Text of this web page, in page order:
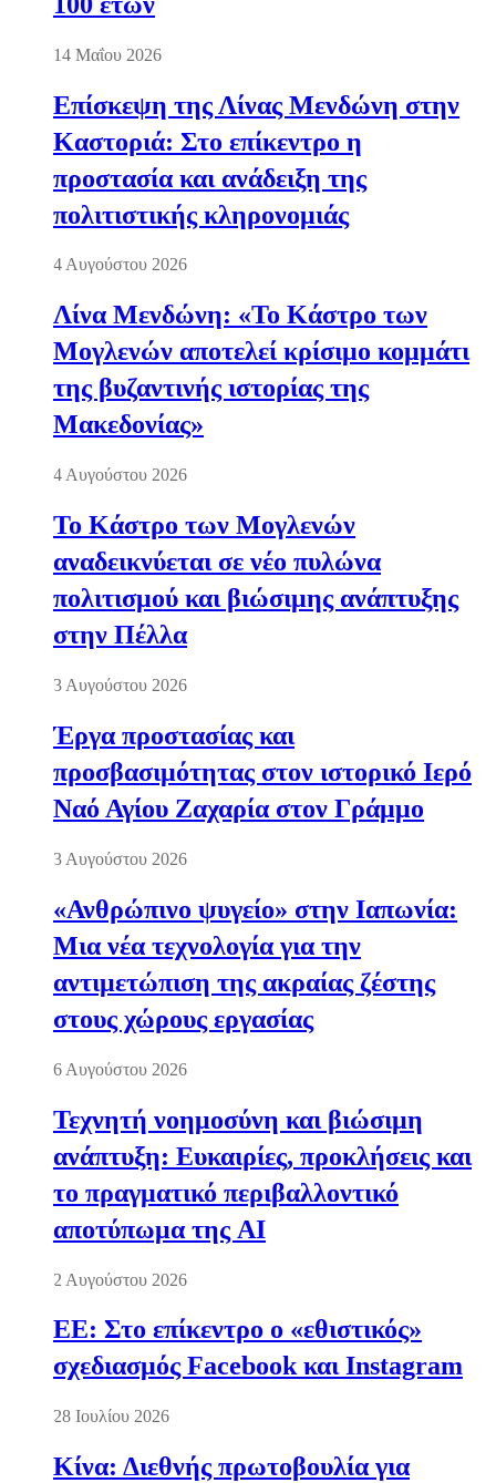
14 Μαΐου 2026
Επίσκεψη της Λίνας Μενδώνη στην
Καστοριά: Στο επίκεντρο η
προστασία και ανάδειξη της
πολιτιστικής κληρονομιάς
4 Αυγούστου 2026
Λίνα Μενδώνη: «Το Κάστρο των
Μογλενών αποτελεί κρίσιμο κομμάτι
της βυζαντινής ιστορίας της
Μακεδονίας»
4 Αυγούστου 2026
Το Κάστρο των Μογλενών
αναδεικνύεται σε νέο πυλώνα
πολιτισμού και βιώσιμης ανάπτυξης
στην Πέλλα
3 Αυγούστου 2026
Έργα προστασίας και
προσβασιμότητας στον ιστορικό Ιερό
Ναό Αγίου Ζαχαρία στον Γράμμο
3 Αυγούστου 2026
«Ανθρώπινο ψυγείο» στην Ιαπωνία:
Μια νέα τεχνολογία για την
αντιμετώπιση της ακραίας ζέστης
στους χώρους εργασίας
6 Αυγούστου 2026
Τεχνητή νοημοσύνη και βιώσιμη
ανάπτυξη: Ευκαιρίες, προκλήσεις και
το πραγματικό περιβαλλοντικό
αποτύπωμα της AI
2 Αυγούστου 2026
ΕΕ: Στο επίκεντρο ο «εθιστικός»
σχεδιασμός Facebook και Instagram
28 Ιουλίου 2026
Κίνα: Διεθνής πρωτοβουλία για